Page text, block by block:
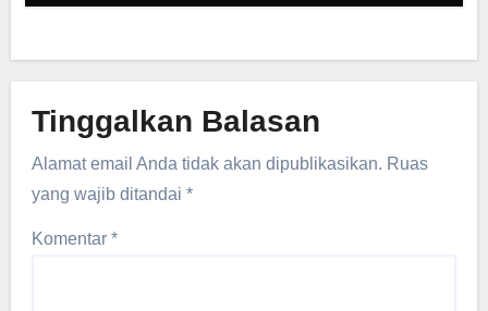
Tinggalkan Balasan
Alamat email Anda tidak akan dipublikasikan. Ruas
yang wajib ditandai*
Komentar*